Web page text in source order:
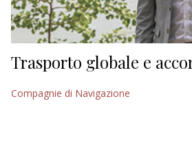
TURISMO
CULTURA
NAUTICA
Trasporto globale e
Compagnie di Navigazione